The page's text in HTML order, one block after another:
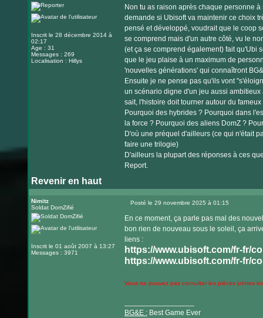
Inscrit le 28 décembre 2014 à
02:17
Age : 31
Messages : 269
Localisation : Hillys
Non tu as raison après chaque personne
demande si Ubisoft va maintenir ce choix
pensé et développé, voudrait que le coop
se comprend mais d'un autre côté, vu le
(et ça se comprend également) fait qu'Ubi
que le jeu plaise à un maximum de
'nouvelles générations' qui connaîtront
Ensuite je ne pense pas qu'ils vont
un scénario digne d'un jeu aussi
sait, l'histoire doit tourner autour du fameux
Pourquoi des hybrides ? Pourquoi dans
la force ? Pourquoi des aliens DomZ ?
D'où une préquel d'ailleurs (ce qui n'était
faire une trilogie)
D'ailleurs la plupart des réponses à ces
Report.
Revenir en haut
Nimitz
Soldat DomZifié
Inscrit le 01 août 2007 à 13:27
Messages : 3971
Posté le 29 novembre 2025 à 01:15
En ce moment, ça parle pas mal des
bon rien de nouveau sous le soleil, ça
liens :
https://www.ubisoft.com/fr-fr/
https://www.ubisoft.com/fr-fr/
Vous ne pouvez pas consulter les pièces jointes
BG&E :Best Game Ever